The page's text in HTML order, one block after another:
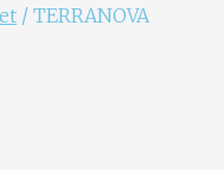
/ TERRANOVA